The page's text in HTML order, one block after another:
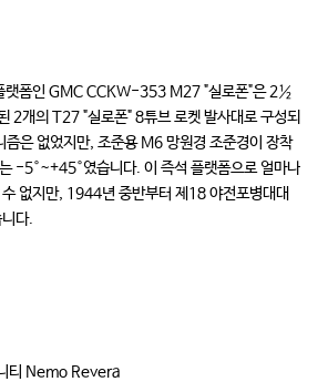
랫폼인 GMC CCKW-353 M27 "실로폰"은 2½
2개의 T27 "실로폰" 8튜브 로켓 발사대로 구성되
즘은 없었지만, 조준용 M6 망원경 조준경이 장착
-5°~+45°였습니다. 이 즉석 플랫폼으로 얼마나
없지만, 1944년 중반부터 제18 야전포병대대
다.
티 Nemo Revera